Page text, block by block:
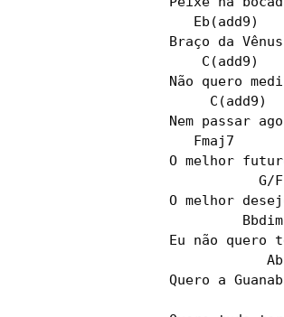
Eb(add9)
Braço da
C(add9)
Não quero
C(add9)
Nem passar
   Fmaj7
O melhor
           G/F
O melhor
Eu não quero
            Ab
Quero a